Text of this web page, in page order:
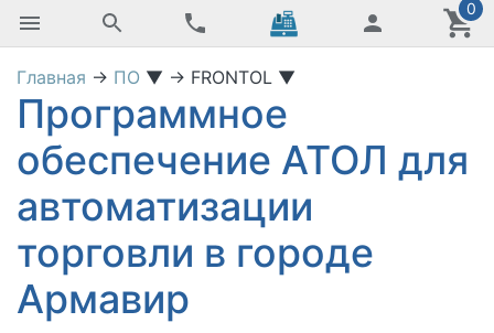
0
Главная → ПО ▼ → FRONTOL ▼
Программное
обеспечение АТОЛ для
автоматизации
торговли в городе
Армавир